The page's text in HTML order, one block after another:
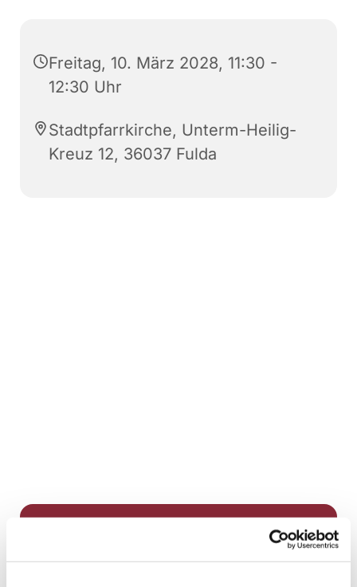
Freitag, 10. März 2028, 11:30 -
12:30 Uhr
Stadtpfarrkirche, Unterm-Heilig-
Kreuz 12, 36037 Fulda
Dies könnte Sie auch